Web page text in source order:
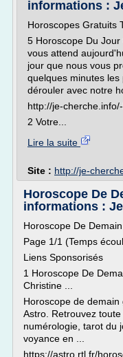
informations :
Horoscopes Gratuits
5 Horoscope Du
vous attend
jour que nous vous
quelques minutes
dérouler avec notre
http://je-
2 Votre...
Lire la suite
Site : http://je-
Horoscope De
informations :
Horoscope De
Page 1/1 (Temps
Liens Sponsorisés
1 Horoscope De
Christine ...
Horoscope de demain
Astro. Retrouvez
numérologie, tarot du
voyance en ...
https://astro.rtl.fr/